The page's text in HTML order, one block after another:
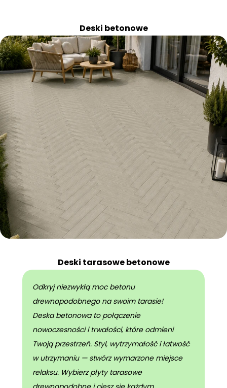
Deski betonowe
Deski tarasowe betonowe
Odkryj niezwykłą moc betonu
drewnopodobnego na swoim tarasie!
Deska betonowa to połączenie
nowoczesności i trwałości, które odmieni
Twoją przestrzeń. Styl, wytrzymałość i łatwość
w utrzymaniu — stwórz wymarzone miejsce
relaksu. Wybierz płyty tarasowe